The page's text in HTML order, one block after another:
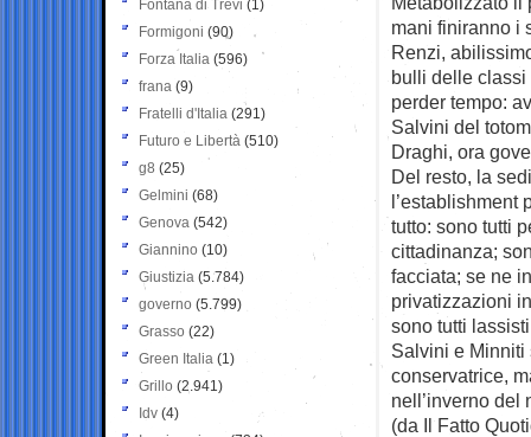
mani finiranno i
Renzi,
bulli delle classi
perder tempo:
Salvini del
Draghi, ora
Del resto, la
l’establishment
tutto: sono tutti
cittadinanza;
facciata; se ne
privatizzazioni
sono tutti
Salvini e Minniti
conservatrice,
nell’inverno del
(da Il Fatto
Fontana di Trevi (1)
Formigoni (90)
Forza Italia (596)
frana (9)
Fratelli d'Italia (291)
Futuro e Libertà (510)
g8 (25)
Gelmini (68)
Genova (542)
Giannino (10)
Giustizia (5.784)
governo (5.799)
Grasso (22)
Green Italia (1)
Grillo (2.941)
Idv (4)